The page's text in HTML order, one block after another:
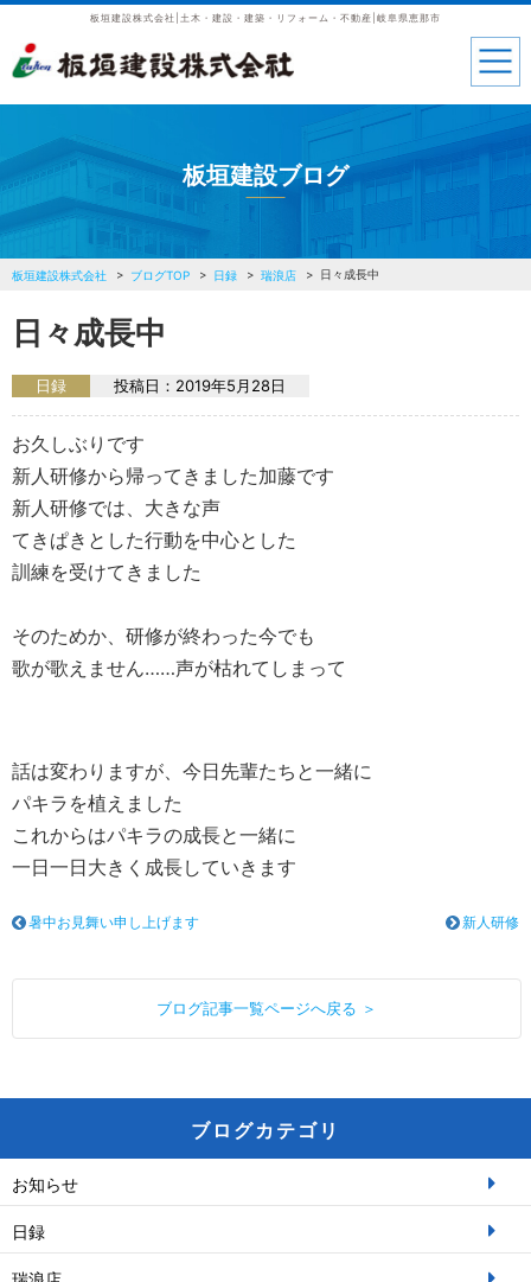
板垣建設株式会社|土木・建設・建築・リフォーム・不動産|岐阜県恵那市
板垣建設ブログ
板垣建設株式会社 ブログTOP 日録 瑞浪店 日々成長中
日々成長中
日録 投稿日： 2019年5月28日
お久しぶりです
新人研修から帰ってきました加藤です
新人研修では、大きな声
てきぱきとした行動を中心とした
訓練を受けてきました
そのためか、研修が終わった今でも
歌が歌えません……声が枯れてしまって
話は変わりますが、今日先輩たちと一緒に
パキラを植えました
これからはパキラの成長と一緒に
一日一日大きく成長していきます
暑中お見舞い申し上げます 新人研修
ブログ記事一覧ページへ戻る ＞
ブログカテゴリ
お知らせ
日録